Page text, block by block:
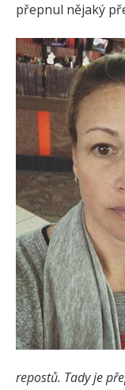
přepnul nějaký
repostů. Tady je